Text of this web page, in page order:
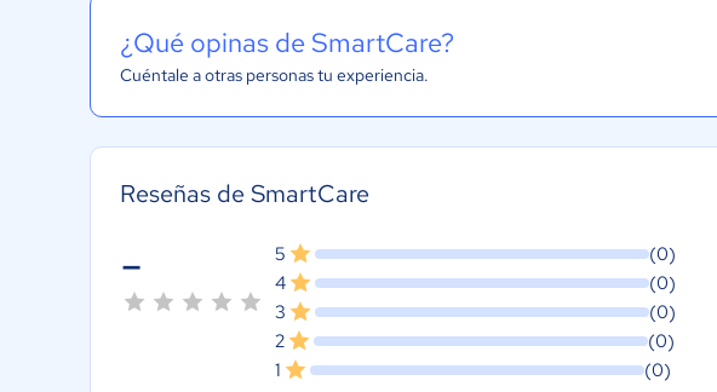
¿Qué opinas de SmartCare?
Cuéntale a otras personas tu experiencia.
Reseñas de SmartCare
- 5
(0)
4
(0)
3
(0)
2
(0)
1
(0)